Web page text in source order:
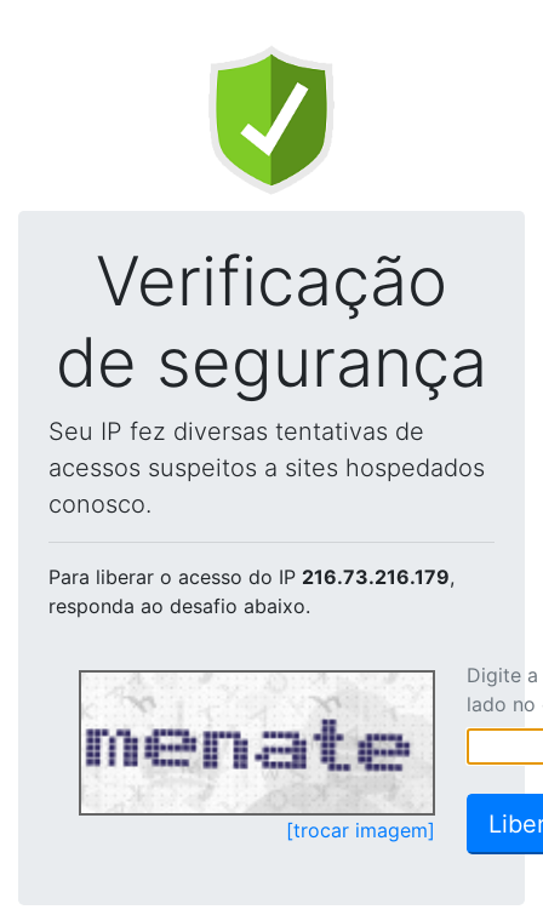
Verificação
de segurança
Seu IP fez diversas tentativas de
acessos suspeitos a sites hospedados
conosco.
Para liberar o acesso do IP 216.73.216.179,
responda ao desafio abaixo.
[trocar imagem]
Digite
lado no